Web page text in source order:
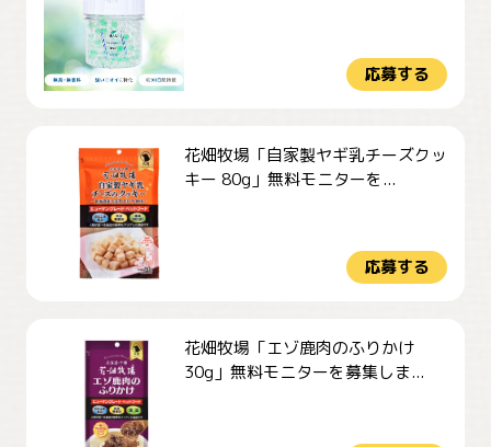
応募する
花畑牧場「自家製ヤギ乳チーズクッ
キー 80g」無料モニターを...
応募する
花畑牧場「エゾ鹿肉のふりかけ
30g」無料モニターを募集しま...